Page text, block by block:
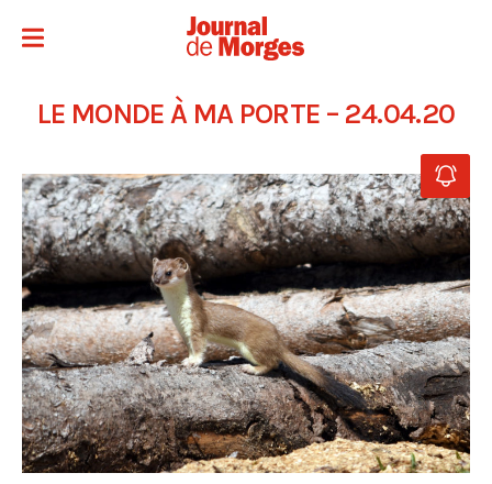
LE MONDE À MA PORTE – 24.04.20